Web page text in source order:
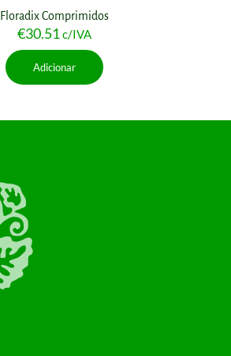
Floradix Comprimidos
€30.51c/IVA
Adicionar